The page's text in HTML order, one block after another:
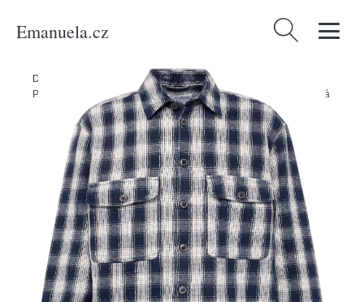
Emanuela.cz Vyhledávání
Domů Oblečení/Udržitelnost
Přechodná bunda 'Mason' Selected Homme námořnická modř / bílá